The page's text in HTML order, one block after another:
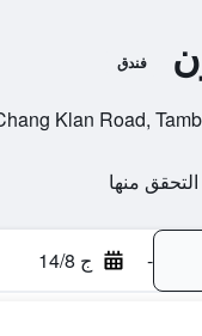
فندق
- ج 14/8